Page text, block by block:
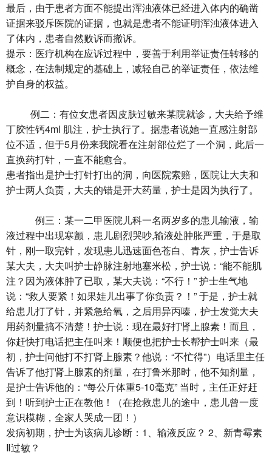
最后，由于患者方面不能提出浑浊液体已经进入体内的确凿
证据来驳斥医院的证据，也就是患者不能证明浑浊液体进入
了体内，患者自然败诉而撤诉。
提示：医疗机构在应诉过程中，要善于利用举证责任转移的
概念，在法制规定的基础上，减轻自己的举证责任，依法维
护自身的权益。
例二：有位女患者因皮肤过敏来某院就诊，大夫给予维
丁胶性钙4ml 肌注，护士执行了。据患者说她一直感注射部
位不适，但于5月份来我院看在注射部位烂了一个洞，此后一
直换药打针，一直不能愈合。
患者指出是护士打针打出的洞，向医院索赔，医院让大夫和
护士两人负责，大夫的错是开大药量，护士是因为执行了。
例三：某一二甲医院儿科一名两岁多的患儿输液，输
液过程中出现寒颤，患儿剧烈哭吵,输液处肿胀严重，于是取
针，刚一取完针，发现患儿迅速面色苍白、青灰，护士告诉
某大夫，大夫叫护士静脉注射地塞米松，护士说：“能不能肌
注？因为液体肿了已取，某大夫说：“不行！” 护士生气地
说：“救人要紧！如果娃儿出事了你负责？！” 于是，护士就
给患儿打了针，并紧急给氧，之后用异丙嗪，护士发觉大夫
用药剂量搞不清楚！护士说：现在最好打肾上腺素！而且，
你赶快打电话把主任叫来！顺便也把护士长帮护士叫来（最
初，护士问他打不打肾上腺素？他说：“不忙得”）电话里主任
告诉了他打肾上腺素的剂量，在打鲁米那时，他不知剂量，
是护士告诉他的：“每公斤体重5-10毫克” 当时，主任正好赶
到！听到护士正在教他！（在抢救患儿的途中，患儿曾一度
意识模糊，全家人哭成一团！）
发病初期，护士为该病儿诊断：1、输液反应？ 2、新青霉素
Ⅱ过敏？